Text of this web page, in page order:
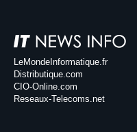
LeMondeInformatique.fr
Distributique.com
CIO-Online.com
Reseaux-Telecoms.net